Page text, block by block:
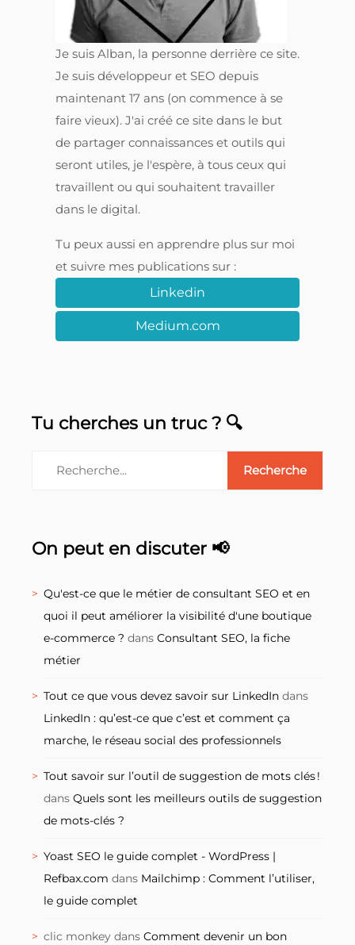
Je suis Alban, la personne derrière ce site.
Je suis développeur et SEO depuis
maintenant 17 ans (on commence à se
faire vieux). J'ai créé ce site dans le but
de partager connaissances et outils qui
seront utiles, je l'espère, à tous ceux qui
travaillent ou qui souhaitent travailler
dans le digital.
Tu peux aussi en apprendre plus sur moi
et suivre mes publications sur :
Linkedin
Medium.com
Tu cherches un truc ? 🔍
On peut en discuter 📢
Qu'est-ce que le métier de consultant SEO et en
quoi il peut améliorer la visibilité d'une boutique
e-commerce ? dans Consultant SEO, la fiche
métier
Tout ce que vous devez savoir sur LinkedIn dans
LinkedIn : qu’est-ce que c’est et comment ça
marche, le réseau social des professionnels
Tout savoir sur l’outil de suggestion de mots clés !
dans Quels sont les meilleurs outils de suggestion
de mots-clés ?
Yoast SEO le guide complet - WordPress |
Refbax.com dans Mailchimp : Comment l’utiliser,
le guide complet
clic monkey dans Comment devenir un bon